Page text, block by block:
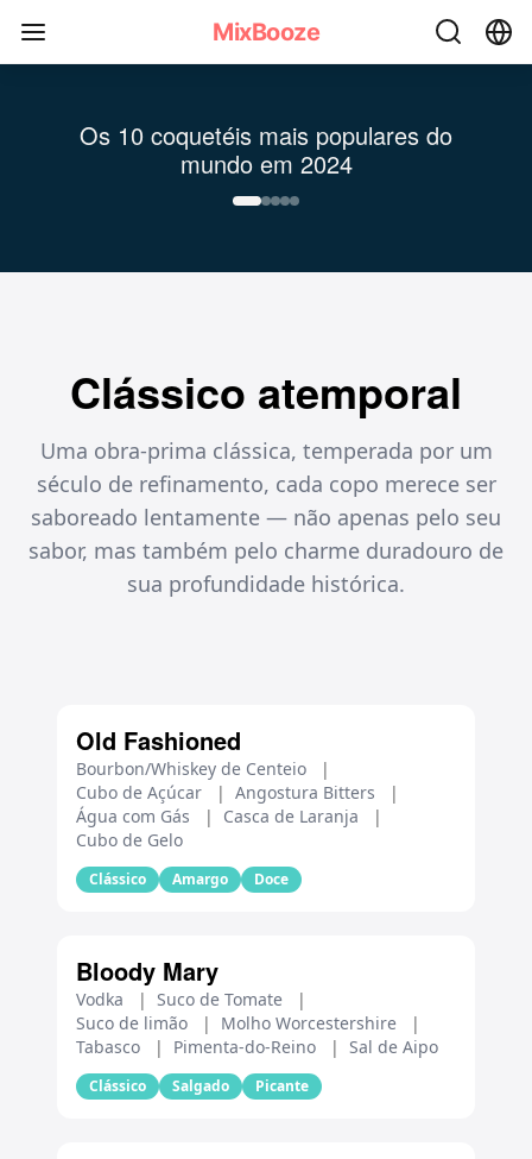
MixBooze
MixBooze – Plataforma Global de Coquetéis com Receitas
Os 10 coquetéis mais populares do
mundo em 2024
Clássico atemporal
Uma obra-prima clássica, temperada por um
século de refinamento, cada copo merece ser
saboreado lentamente — não apenas pelo seu
sabor, mas também pelo charme duradouro de
sua profundidade histórica.
Old Fashioned
Bourbon/Whiskey de Centeio
|
Cubo de Açúcar
| Angostura Bitters
|
Água com Gás
| Casca de Laranja
|
Cubo de Gelo
Clássico Amargo Doce
Bloody Mary
Vodka | Suco de Tomate
|
Suco de limão
| Molho Worcestershire
|
Tabasco
| Pimenta-do-Reino | Sal de Aipo
Clássico Salgado Picante